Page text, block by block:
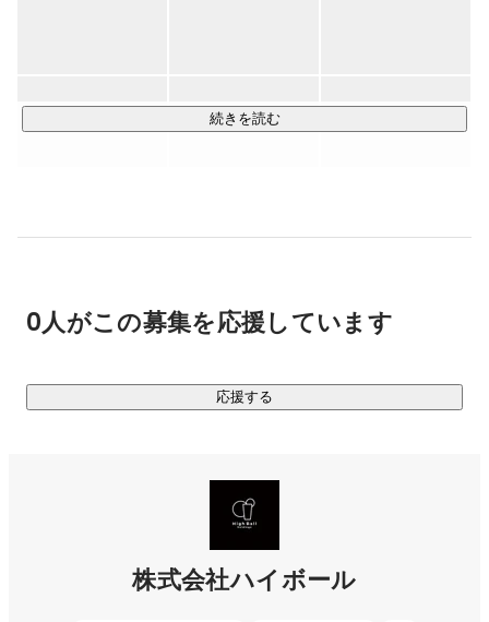
た事業を行っています。
続きを読む
0人がこの募集を応援しています
応援する
株式会社ハイボール